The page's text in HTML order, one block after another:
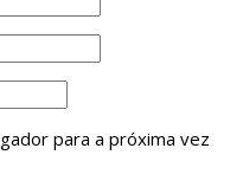
para a próxima vez